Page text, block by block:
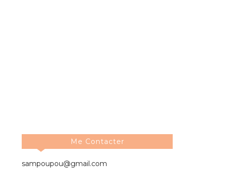
Me Contacter
sampoupou@gmail.com